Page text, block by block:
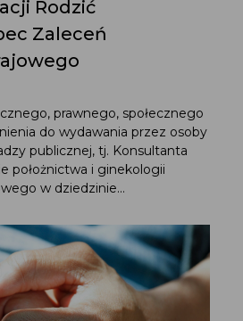
Rodzić
Zaleceń
prawnego, społecznego
do wydawania przez osoby
publicznej, tj. Konsultanta
położnictwa i ginekologii
w dziedzinie...